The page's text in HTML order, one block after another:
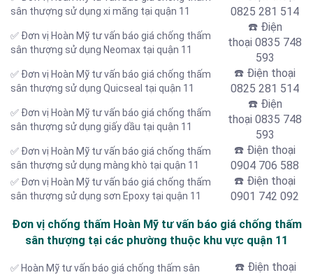
sân thượng sử dụng xi măng tại quận 11
0825 281 514
✅ Đơn vị Hoàn Mỹ tư vấn báo giá chống thấm
sân thượng sử dụng Neomax tại quận 11
☎️ Điện
thoại 0835 748
593
✅ Đơn vị Hoàn Mỹ tư vấn báo giá chống thấm
sân thượng sử dụng Quicseal tại quận 11
☎️ Điện thoại
0825 281 514
✅ Đơn vị Hoàn Mỹ tư vấn báo giá chống thấm
sân thượng sử dụng giấy dầu tại quận 11
☎️ Điện
thoại 0835 748
593
✅ Đơn vị Hoàn Mỹ tư vấn báo giá chống thấm
sân thượng sử dụng màng khò tại quận 11
☎️ Điện thoại
0904 706 588
✅ Đơn vị Hoàn Mỹ tư vấn báo giá chống thấm
sân thượng sử dụng sơn Epoxy tại quận 11
☎️ Điện thoại
0901 742 092
Đơn vị chống thấm Hoàn Mỹ tư vấn báo giá chống thấm
sân thượng tại các phường thuộc khu vực quận 11
✅ Hoàn Mỹ tư vấn báo giá chống thấm sân
☎️ Điện thoại